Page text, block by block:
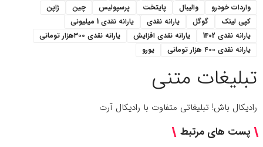
واردات خودرو
والیبال پایتخت پرسپولیس چین
ژاپن
کپی لینک
گوگل یارانه نقدی
یارانه نقدی 1 میلیونی
یارانه نقدی 1402
یارانه نقدی افزایش
یارانه نقدی ۳۰۰هزار تومانی
یارانه نقدی ۴۰۰ هزار تومانی
یورو
تبلیغات متنی
رادیکال باش! تبلیغاتی متفاوت با رادیکال آرت
پست های مرتبط